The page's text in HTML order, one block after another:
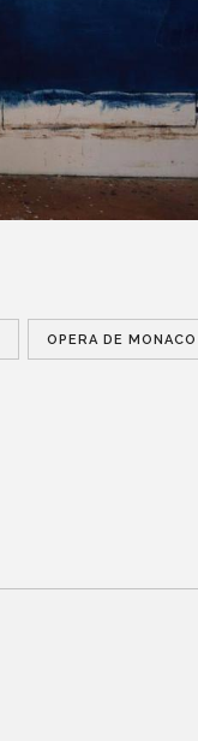
OPERA DE MONACO